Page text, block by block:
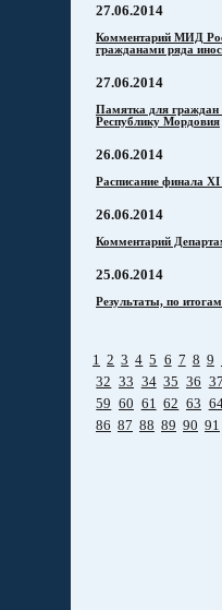
27.06.2014
Комментарий МИД
гражданами ряда
27.06.2014
Памятка для граждан
Республику Мордовия
26.06.2014
Расписание финала
26.06.2014
Комментарий
25.06.2014
Результаты, по
1 2 3 4 5 6 7 8 9
32 33 34 35 36 37
59 60 61 62 63
86 87 88 89 90 91